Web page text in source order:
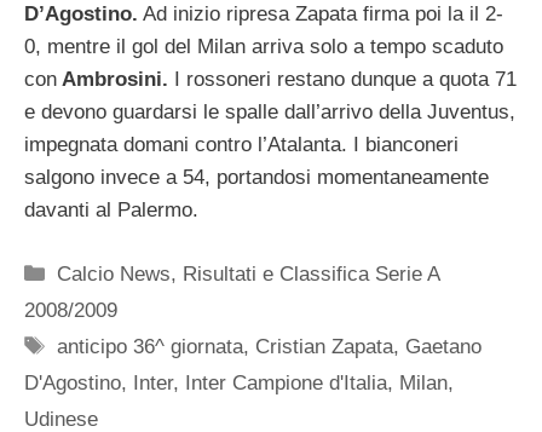
D’Agostino. Ad inizio ripresa Zapata firma poi la il 2-
0, mentre il gol del Milan arriva solo a tempo scaduto
con Ambrosini. I rossoneri restano dunque a quota 71
e devono guardarsi le spalle dall’arrivo della Juventus,
impegnata domani contro l’Atalanta. I bianconeri
salgono invece a 54, portandosi momentaneamente
davanti al Palermo.
Categorie
Calcio News, Risultati e Classifica Serie A
2008/2009
Tag
anticipo 36^ giornata, Cristian Zapata, Gaetano
D'Agostino, Inter, Inter Campione d'Italia, Milan,
Udinese